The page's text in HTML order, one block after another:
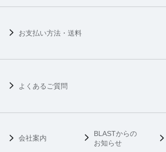
お支払い方法・送料
よくあるご質問
会社案内
BLASTからの
お知らせ